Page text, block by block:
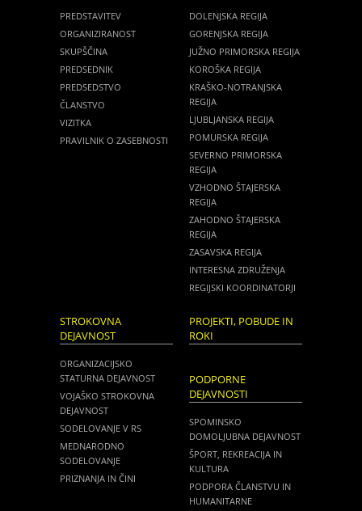
PREDSTAVITEV
ORGANIZIRANOST
SKUPŠČINA
PREDSEDNIK
PREDSEDSTVO
ČLANSTVO
VIZITKA
PRAVILNIK O ZASEBNOSTI
DOLENJSKA REGIJA
GORENJSKA REGIJA
JUŽNO PRIMORSKA REGIJA
KOROŠKA REGIJA
KRAŠKO-NOTRANJSKA
REGIJA
LJUBLJANSKA REGIJA
POMURSKA REGIJA
SEVERNO PRIMORSKA
REGIJA
VZHODNO ŠTAJERSKA
REGIJA
ZAHODNO ŠTAJERSKA
REGIJA
ZASAVSKA REGIJA
INTERESNA ZDRUŽENJA
REGIJSKI KOORDINATORJI
STROKOVNA
DEJAVNOST
ORGANIZACIJSKO
STATURNA DEJAVNOST
VOJAŠKO STROKOVNA
DEJAVNOST
SODELOVANJE V RS
MEDNARODNO
SODELOVANJE
PRIZNANJA IN ČINI
PROJEKTI, POBUDE IN
ROKI
PODPORNE
DEJAVNOSTI
SPOMINSKO
DOMOLJUBNA DEJAVNOST
ŠPORT, REKREACIJA IN
KULTURA
PODPORA ČLANSTVU IN
HUMANITARNE